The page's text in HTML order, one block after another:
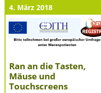
4. März 2018
Ran an die Tasten,
Mäuse und
Touchscreens